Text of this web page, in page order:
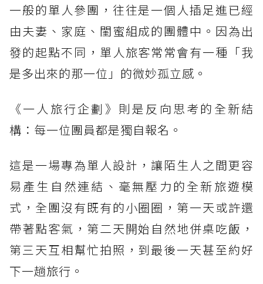
一般的單人參團，往往是一個人插足進已經
由夫妻、家庭、閨蜜組成的團體中。因為出
發的起點不同，單人旅客常常會有一種「我
是多出來的那一位」的微妙孤立感。
《一人旅行企劃》則是反向思考的全新結
構：每一位團員都是獨自報名。
這是一場專為單人設計，讓陌生人之間更容
易產生自然連結、毫無壓力的全新旅遊模
式，全團沒有既有的小圈圈，第一天或許還
帶著點客氣，第二天開始自然地併桌吃飯，
第三天互相幫忙拍照，到最後一天甚至約好
下一趟旅行。